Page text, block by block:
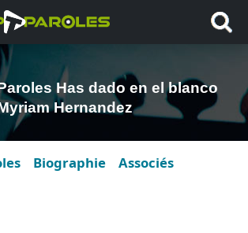
Has dado en el blanco
Hernandez
Biographie Associés